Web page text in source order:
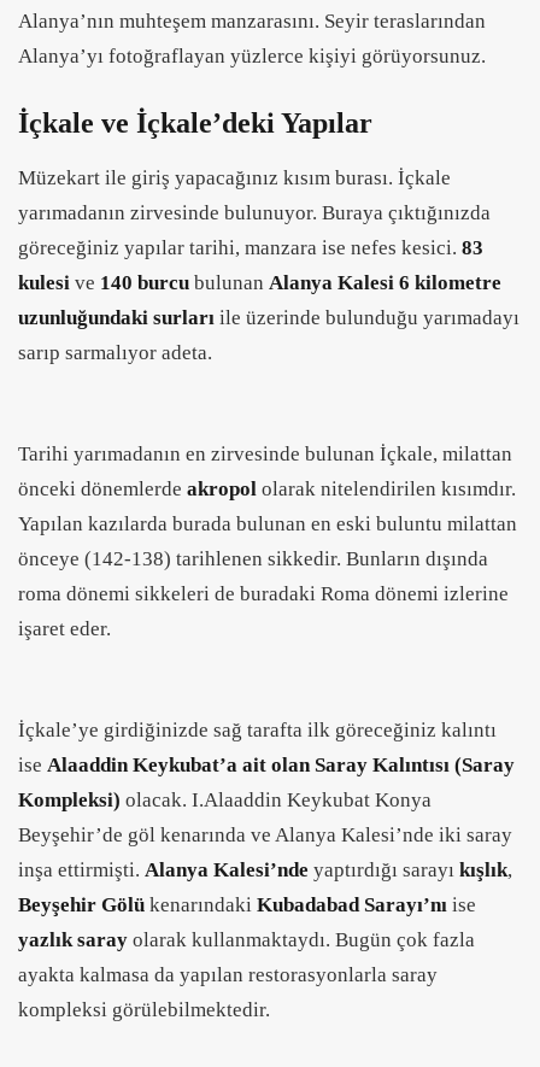
Alanya’nın muhteşem manzarasını. Seyir teraslarından
Alanya’yı fotoğraflayan yüzlerce kişiyi görüyorsunuz.
İçkale ve İçkale’deki Yapılar
Müzekart ile giriş yapacağınız kısım burası. İçkale
yarımadanın zirvesinde bulunuyor. Buraya çıktığınızda
göreceğiniz yapılar tarihi, manzara ise nefes kesici. 83
kulesi ve 140 burcu bulunan Alanya Kalesi 6 kilometre
uzunluğundaki surları ile üzerinde bulunduğu yarımadayı
sarıp sarmalıyor adeta.
Tarihi yarımadanın en zirvesinde bulunan İçkale, milattan
önceki dönemlerde akropol olarak nitelendirilen kısımdır.
Yapılan kazılarda burada bulunan en eski buluntu milattan
önceye (142-138) tarihlenen sikkedir. Bunların dışında
roma dönemi sikkeleri de buradaki Roma dönemi izlerine
işaret eder.
İçkale’ye girdiğinizde sağ tarafta ilk göreceğiniz kalıntı
ise Alaaddin Keykubat’a ait olan Saray Kalıntısı (Saray
Kompleksi) olacak. I.Alaaddin Keykubat Konya
Beyşehir’de göl kenarında ve Alanya Kalesi’nde iki saray
inşa ettirmişti. Alanya Kalesi’nde yaptırdığı sarayı kışlık,
Beyşehir Gölü kenarındaki Kubadabad Sarayı’nı ise
yazlık saray olarak kullanmaktaydı. Bugün çok fazla
ayakta kalmasa da yapılan restorasyonlarla saray
kompleksi görülebilmektedir.